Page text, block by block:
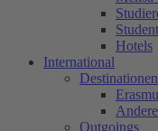
Hotels
International
Destinationen
Outgoings